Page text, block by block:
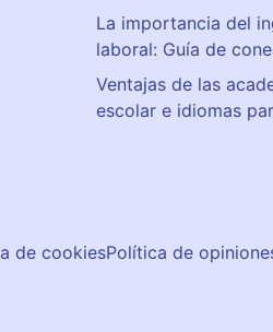
La importancia del
laboral: Guía de
Ventajas de las
escolar e idiomas
de cookiesPolítica de